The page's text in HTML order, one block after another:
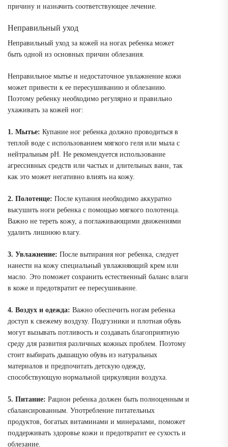
причину и назначить соответствующее лечение.
Неправильный уход
Неправильный уход за кожей на ногах ребенка может
быть одной из основных причин облезания.
Неправильное мытье и недостаточное увлажнение кожи
может привести к ее пересушиванию и облезанию.
Поэтому ребенку необходимо регулярно и правильно
ухаживать за кожей ног:
1. Мытье: Купание ног ребенка должно проводиться в
теплой воде с использованием мягкого геля или мыла с
нейтральным рН. Не рекомендуется использование
агрессивных средств или частых и длительных ванн, так
как это может негативно влиять на кожу.
2. Полотенце: После купания необходимо аккуратно
высушить ноги ребенка с помощью мягкого полотенца.
Важно не тереть кожу, а поглаживающими движениями
удалить лишнюю влагу.
3. Увлажнение: После вытирания ног ребенка, следует
нанести на кожу специальный увлажняющий крем или
масло. Это поможет сохранить естественный баланс влаги
в коже и предотвратит ее пересушивание.
4. Воздух и одежда: Важно обеспечить ногам ребенка
доступ к свежему воздуху. Подгузники и плотная обувь
могут вызывать потливость и создавать благоприятную
среду для развития различных кожных проблем. Поэтому
стоит выбирать дышащую обувь из натуральных
материалов и предпочитать детскую одежду,
способствующую нормальной циркуляции воздуха.
5. Питание: Рацион ребенка должен быть полноценным и
сбалансированным. Употребление питательных
продуктов, богатых витаминами и минералами, поможет
поддерживать здоровье кожи и предотвратит ее сухость и
облезание.